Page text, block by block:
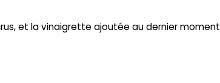
et la vinaigrette ajoutée au dernier moment